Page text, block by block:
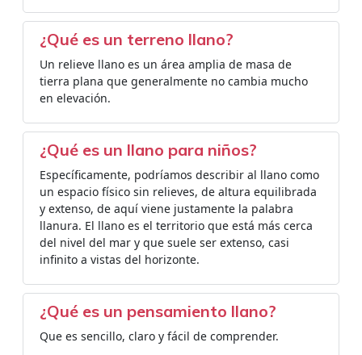
¿Qué es un terreno llano?
Un relieve llano es un área amplia de masa de
tierra plana que generalmente no cambia mucho
en elevación.
¿Qué es un llano para niños?
Específicamente, podríamos describir al llano como
un espacio físico sin relieves, de altura equilibrada
y extenso, de aquí viene justamente la palabra
llanura. El llano es el territorio que está más cerca
del nivel del mar y que suele ser extenso, casi
infinito a vistas del horizonte.
¿Qué es un pensamiento llano?
Que es sencillo, claro y fácil de comprender.